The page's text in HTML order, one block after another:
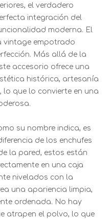
el verdadero
integración del
moderna. El
vintage empotrado
Más allá de la
accesorio ofrece una
histórica, artesanía
que lo convierte en una
su nombre indica, es
de los enchufes
la pared, estos están
en una caja
nivelados con la
una apariencia limpia,
ordenada. No hay
atrapen el polvo, lo que